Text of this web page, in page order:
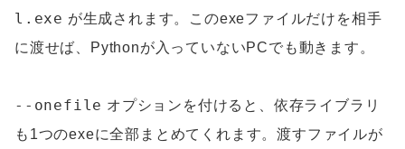
l.exe が生成されます。このexeファイルだけを相手
に渡せば、Pythonが入っていないPCでも動きます。
--onefile オプションを付けると、依存ライブラリ
も1つのexeに全部まとめてくれます。渡すファイルが